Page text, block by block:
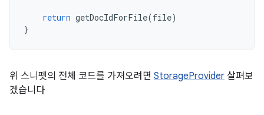
return getDocIdForFile(file)
}
위 스니펫의 전체 코드를 가져오려면 StorageProvider 살펴보
겠습니다